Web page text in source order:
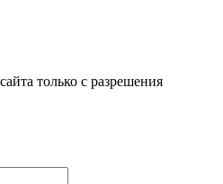
только с разрешения